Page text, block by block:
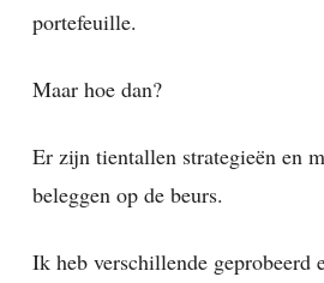
portefeuille.
Maar hoe dan?
Er zijn tientallen strategieën en
beleggen op de beurs.
Ik heb verschillende geprobeerd